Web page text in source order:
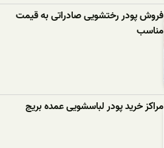
فروش پودر رختشویی صادراتی به قیمت
مناسب
مراکز خرید پودر لباسشویی عمده بریج